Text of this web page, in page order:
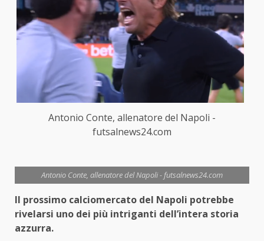
Antonio Conte, allenatore del Napoli -
futsalnews24.com
Antonio Conte, allenatore del Napoli - futsalnews24.com
Il prossimo calciomercato del Napoli potrebbe
rivelarsi uno dei più intriganti dell’intera storia
azzurra.